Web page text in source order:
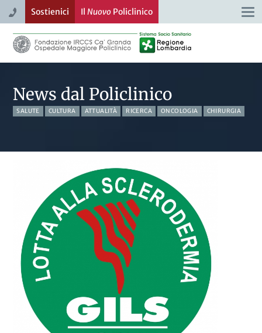
Sostienici Il NuovoPoliclinico
News dal Policlinico
SALUTE CULTURA ATTUALITÀ RICERCA ONCOLOGIA CHIRURGIA